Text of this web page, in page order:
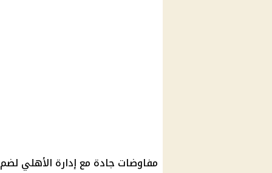
مفاوضات جادة مع إدارة الأهلي